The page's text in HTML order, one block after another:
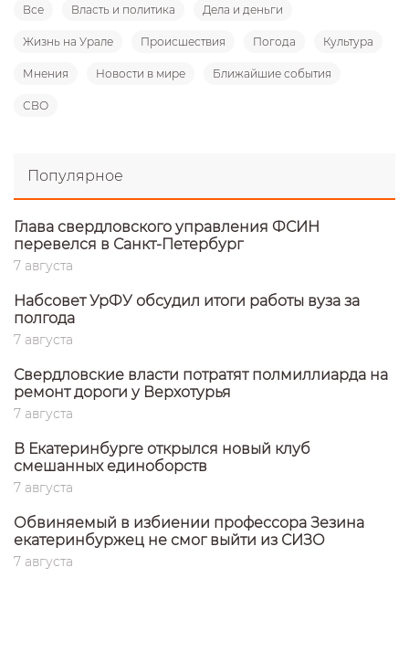
Все Власть и политика Дела и деньги
Жизнь на Урале Происшествия Погода Культура
Мнения Новости в мире Ближайшие события
СВО
Популярное
Глава свердловского управления ФСИН
перевелся в Санкт-Петербург
7 августа
Набсовет УрФУ обсудил итоги работы вуза за
полгода
7 августа
Свердловские власти потратят полмиллиарда на
ремонт дороги у Верхотурья
7 августа
В Екатеринбурге открылся новый клуб
смешанных единоборств
7 августа
Обвиняемый в избиении профессора Зезина
екатеринбуржец не смог выйти из СИЗО
7 августа